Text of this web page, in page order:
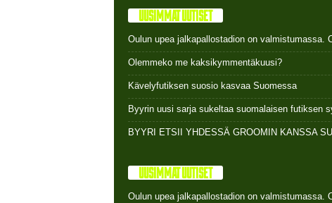
UUSIMMAT UUTISET
Oulun upea jalkapallostadion on valmistumassa.
Olemmeko me kaksikymmentäkuusi?
Kävelyfutiksen suosio kasvaa Suomessa
Byyrin uusi sarja sukeltaa suomalaisen futiksen
BYYRI ETSII YHDESSÄ GROOMIN KANSSA
UUSIMMAT UUTISET
Oulun upea jalkapallostadion on valmistumassa.